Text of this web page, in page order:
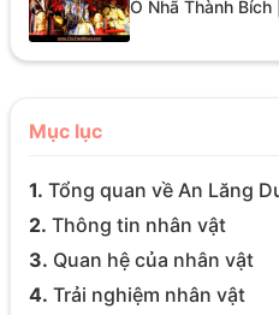
Ô Nhã Thành
Mục lục
1. Tổng quan về An Lăng
2. Thông tin nhân vật
3. Quan hệ của nhân vật
4. Trải nghiệm nhân vật